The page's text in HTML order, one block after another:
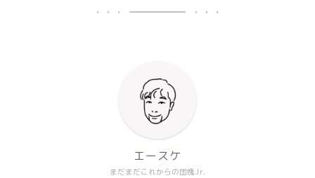
まだまだこれからの団塊Jr.
エースケ